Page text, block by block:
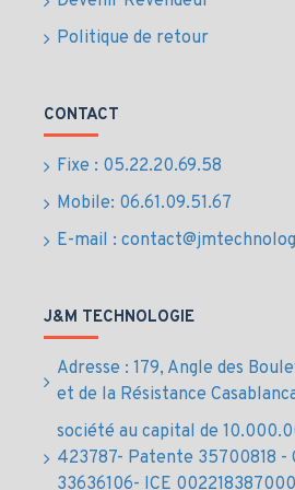
Avantages et
du SSD 1TB
TeamGroup
Accélère le démarrage du
chargement rapide des
Installation simple avec
disponible au Maroc
Livraison sécurisée partout
Prix au
Disque dur
Politique de retour
CONTACT
Fixe : 05.22.20.69.58
Mobile: 06.61.09.51.67
E-mail :
J&M TECHNOLOGIE
Adresse : 179, Angle des
et de la Résistance
société au capital de
423787- Patente 35700818 -
33636106- ICE